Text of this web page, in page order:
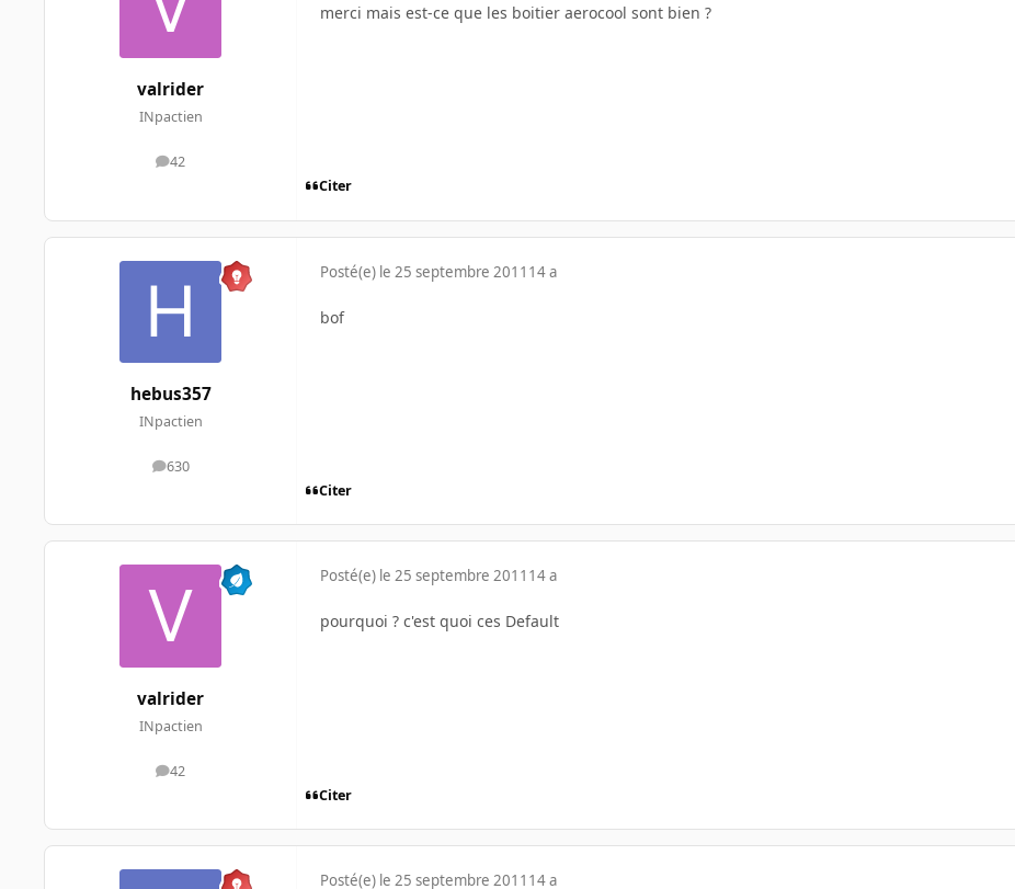
valrider
INpactien
42
messages
merci mais est-ce que les boitier aerocool sont bien ?
Citer
hebus357
INpactien
630
messages
Posté(e) le 25 septembre 2011 14 a
bof
Citer
valrider
INpactien
42
messages
Posté(e) le 25 septembre 2011 14 a
pourquoi ? c'est quoi ces Default
Citer
Posté(e) le 25 septembre 2011 14 a